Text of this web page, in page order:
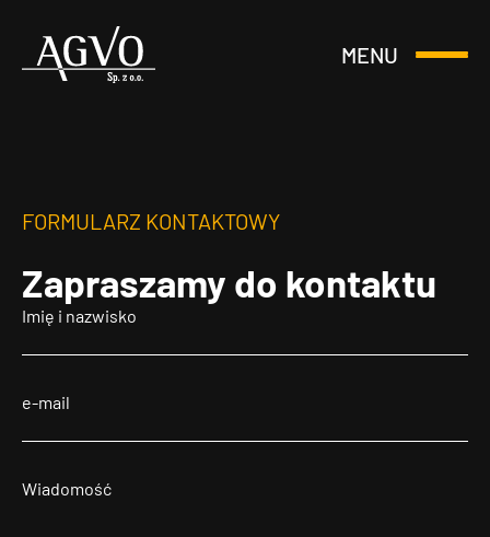
Header
MENU
Otwórz
FORMULARZ KONTAKTOWY
Zapraszamy do kontaktu